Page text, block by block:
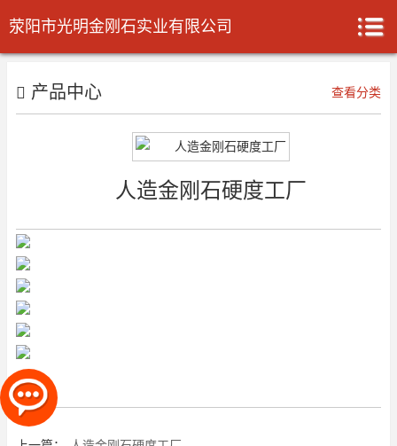
荥阳市光明金刚石实业有限公司
产品中心 查看分类
人造金刚石硬度工厂